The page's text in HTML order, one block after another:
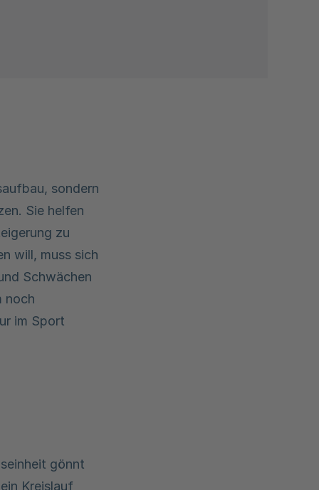
sondern
Sie helfen
zu
will, muss sich
Schwächen
noch
im Sport
gönnt
Kreislauf